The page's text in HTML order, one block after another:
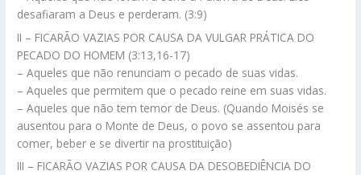
desafiaram a Deus e perderam. (3:9)
II – FICARÃO VAZIAS POR CAUSA DA VULGAR PRÁTICA DO
PECADO DO HOMEM (3:13,16-17)
– Aqueles que não renunciam o pecado de suas vidas.
– Aqueles que permitem que o pecado reine em suas vidas.
– Aqueles que não tem temor de Deus. (Quando Moisés se
ausentou para o Monte de Deus, o povo se assentou para
comer, beber e se divertir na prostituição)
III – FICARÃO VAZIAS POR CAUSA DA DESOBEDIÊNCIA DO